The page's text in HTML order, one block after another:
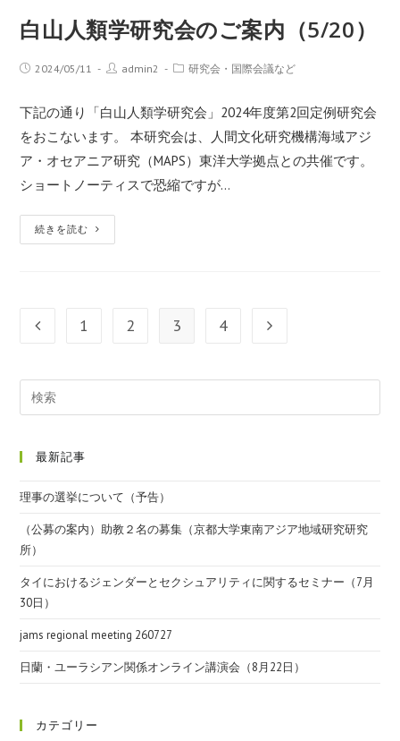
白山人類学研究会のご案内（5/20）
2024/05/11 admin2 研究会・国際会議など
下記の通り「白山人類学研究会」2024年度第2回定例研究会
をおこないます。 本研究会は、人間文化研究機構海域アジ
ア・オセアニア研究（MAPS）東洋大学拠点との共催です。
ショートノーティスで恐縮ですが…
続きを読む
1 2 3 4
最新記事
理事の選挙について（予告）
（公募の案内）助教２名の募集（京都大学東南アジア地域研究研究
所）
タイにおけるジェンダーとセクシュアリティに関するセミナー（7月
30日）
jams regional meeting 260727
日蘭・ユーラシアン関係オンライン講演会（8月22日）
カテゴリー